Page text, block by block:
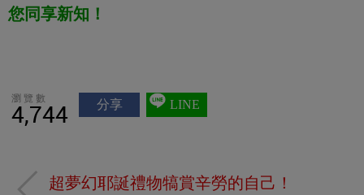
您同享新知！
瀏覽數
4,744 分享 LINE
超夢幻耶誕禮物犒賞辛勞的自己！